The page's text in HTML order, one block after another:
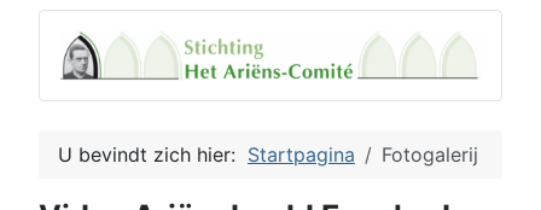
U bevindt zich hier: Startpagina Fotogalerij